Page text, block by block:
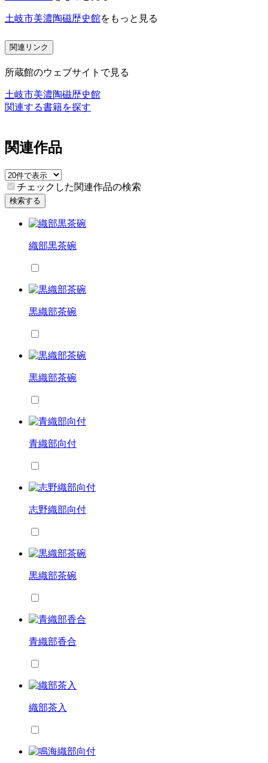
土岐市美濃陶磁歴史館をもっと見る
関連リンク
所蔵館のウェブサイトで見る
土岐市美濃陶磁歴史館
関連する書籍を探す
関連作品
チェックした関連作品の検索
検索する
織部黒茶碗
黒織部茶碗
黒織部茶碗
青織部向付
志野織部向付
黒織部茶碗
青織部香合
織部茶入